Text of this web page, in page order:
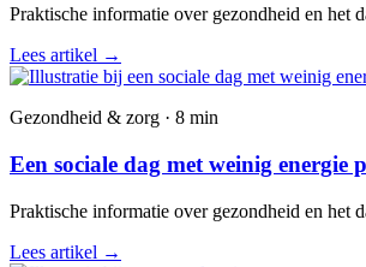
Praktische informatie over gezondheid en het
Lees artikel →
Gezondheid & zorg · 8 min
Een sociale dag met weinig energie
Praktische informatie over gezondheid en het
Lees artikel →